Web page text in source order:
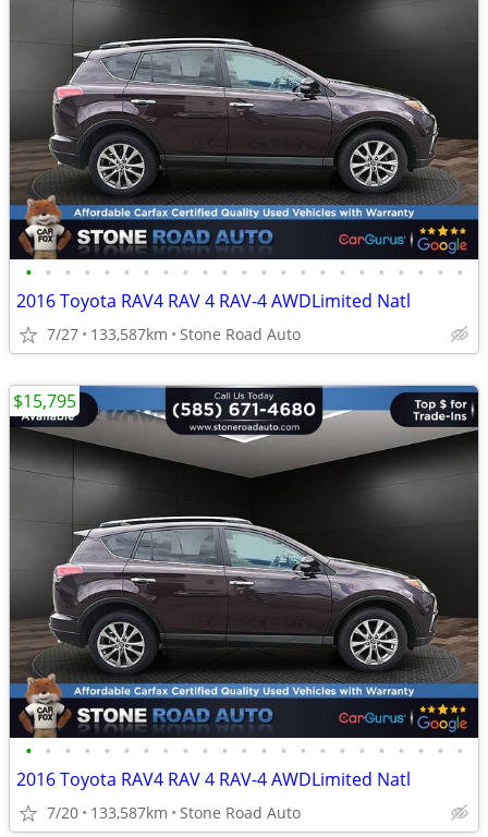
• • • • • • • • • • • • • • • • • • • • • • •
2016 Toyota RAV4 RAV 4 RAV-4 AWDLimited Natl
7/27 133,587km Stone Road Auto
• • • • • • • • • • • • • • • • • • • • • • •
2016 Toyota RAV4 RAV 4 RAV-4 AWDLimited Natl
7/20 133,587km Stone Road Auto
$15,795